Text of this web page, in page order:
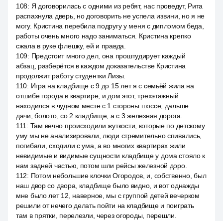
108: Я договорилась с одними из ребят, нас проведут, Рита
распахнула дверь, но договорить не успела извини, но я не
могу. Кристина перебила подругу у меня с дипломом беда,
работы очень много надо заниматься. Кристина крепко
сжала в руке флешку, ей и правда.
109: Предстоит много дел, она проштудирует каждый
абзац, разберётся в каждом доказательстве Кристина
продолжит работу студентки Лизы.
110: Игра на кладбище с 9 до 15 лет я с семьёй жила на
отшибе города в квартире, и дом этот, трехэтажный
находился в чудном месте с 1 стороны шоссе, дальше
дачи, болото, со 2 кладбище, а с 3 железная дорога.
111 : Там вечно происходили жуткости, которые по детскому
уму мы не анализировали, люди стремительно спивались,
погибали, сходили с ума, а во многих квартирах жили
невидимые и видимые сущности кладбище у дома стояло к
нам задней частью, потом шли рейсы железной доро.
112: Потом небольшие клочки Огородов, и, собственно, был
наш двор со двора, кладбище было видно, и вот однажды
мне было лет 12, наверное, мы с группой детей вечерком
решили от нечего делать пойти на кладбище и поиграть
там в прятки, перелезли, через огороды, перешли.